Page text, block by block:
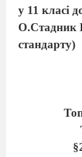
у 11 класі
О.Стадник
стандарту)